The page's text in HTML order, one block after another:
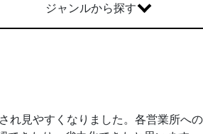
ニバーサル・コミュニケーション・デザイン
画制作・映像撮影（ドローン撮影）
ジャンルから探す
れ見やすくなりました。各営業所へ